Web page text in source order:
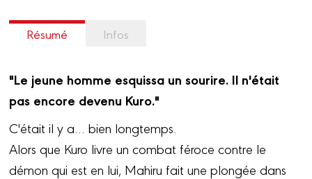
Résumé Infos
"Le jeune homme esquissa un sourire. Il n'était
pas encore devenu Kuro."
C'était il y a… bien longtemps.
Alors que Kuro livre un combat féroce contre le
démon qui est en lui, Mahiru fait une plongée dans